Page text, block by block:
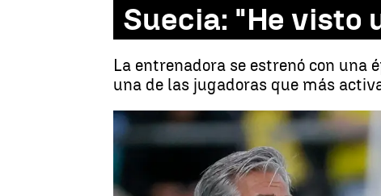
Suecia: "He visto
La entrenadora se estrenó con una
una de las jugadoras que más